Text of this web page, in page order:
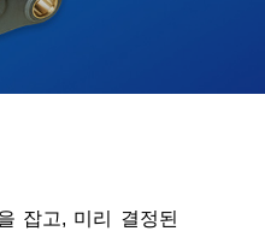
잡고, 미리 결정된